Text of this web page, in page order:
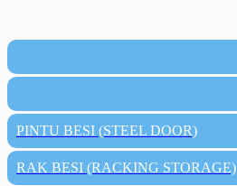
PINTU BESI (STEEL DOOR)
RAK BESI (RACKING STORAGE)